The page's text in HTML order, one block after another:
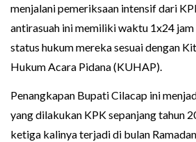
menjalani pemeriksaan intensif dari
antirasuah ini memiliki waktu 1x24
status hukum mereka sesuai dengan
Hukum Acara Pidana (KUHAP).
Penangkapan Bupati Cilacap ini
yang dilakukan KPK sepanjang tahun
ketiga kalinya terjadi di bulan